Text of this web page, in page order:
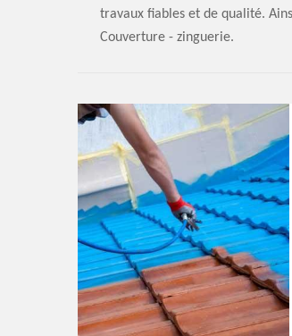
travaux fiables et de qualité.
Couverture - zinguerie.